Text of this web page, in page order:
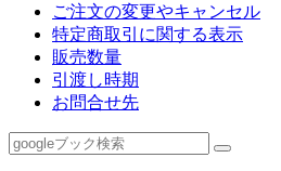
ご注文の変更やキャンセル
特定商取引に関する表示
販売数量
引渡し時期
お問合せ先